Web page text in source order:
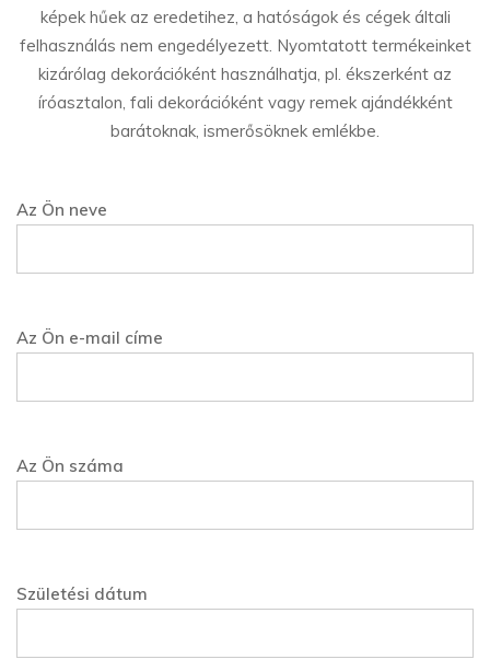
képek hűek az eredetihez, a hatóságok és cégek általi
felhasználás nem engedélyezett. Nyomtatott termékeinket
kizárólag dekorációként használhatja, pl. ékszerként az
íróasztalon, fali dekorációként vagy remek ajándékként
barátoknak, ismerősöknek emlékbe.
Az Ön neve
Az Ön e-mail címe
Az Ön száma
Születési dátum